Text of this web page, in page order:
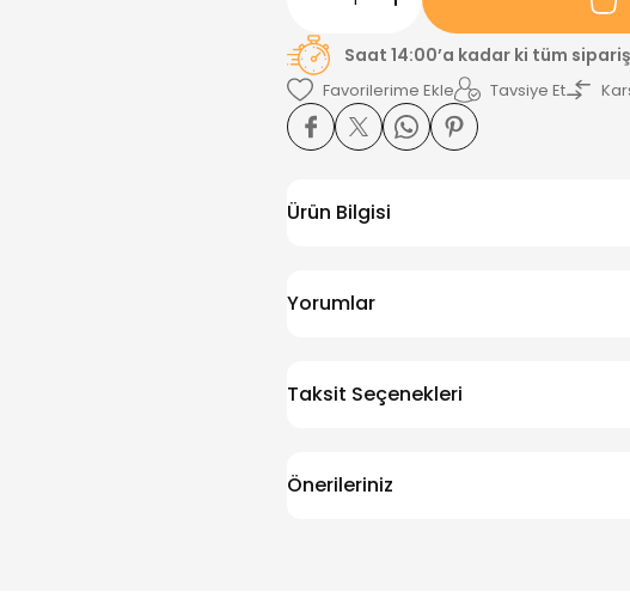
Saat 14:00’a kadar ki tüm
Tavsiye Et
Ürün Bilgisi
Yorumlar
Taksit Seçenekleri
Önerileriniz